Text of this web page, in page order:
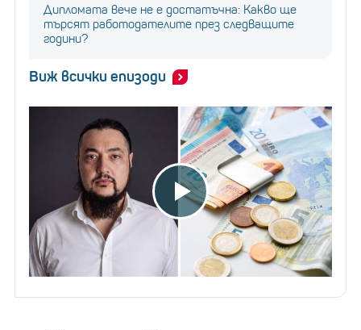
Дипломата вече не е достатъчна: Какво ще
търсят работодателите през следващите
години?
Виж всички епизоди